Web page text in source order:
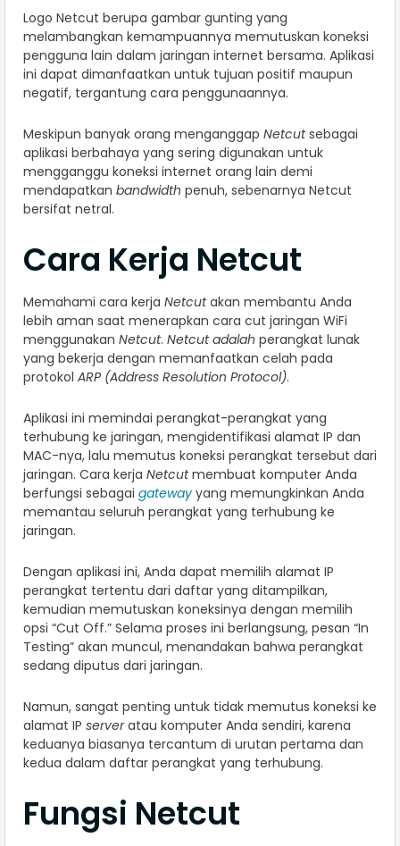
Logo Netcut berupa gambar gunting yang
melambangkan kemampuannya memutuskan koneksi
pengguna lain dalam jaringan internet bersama. Aplikasi
ini dapat dimanfaatkan untuk tujuan positif maupun
negatif, tergantung cara penggunaannya.
Meskipun banyak orang menganggap Netcutsebagai
aplikasi berbahaya yang sering digunakan untuk
mengganggu koneksi internet orang lain demi
mendapatkan bandwidth penuh, sebenarnya Netcut
bersifat netral.
Cara Kerja Netcut
Memahami cara kerja Netcutakan membantu Anda
lebih aman saat menerapkan cara cut jaringan WiFi
menggunakan Netcut. Netcut adalah perangkat lunak
yang bekerja dengan memanfaatkan celah pada
protokol ARP (Address Resolution Protocol).
Aplikasi ini memindai perangkat-perangkat yang
terhubung ke jaringan, mengidentifikasi alamat IP dan
MAC-nya, lalu memutus koneksi perangkat tersebut dari
jaringan. Cara kerja Netcutmembuat komputer Anda
berfungsi sebagai gatewayyang memungkinkan Anda
memantau seluruh perangkat yang terhubung ke
jaringan.
Dengan aplikasi ini, Anda dapat memilih alamat IP
perangkat tertentu dari daftar yang ditampilkan,
kemudian memutuskan koneksinya dengan memilih
opsi “Cut Off.” Selama proses ini berlangsung, pesan “In
Testing” akan muncul, menandakan bahwa perangkat
sedang diputus dari jaringan.
Namun, sangat penting untuk tidak memutus koneksi ke
alamat IP serveratau komputer Anda sendiri, karena
keduanya biasanya tercantum di urutan pertama dan
kedua dalam daftar perangkat yang terhubung.
Fungsi Netcut